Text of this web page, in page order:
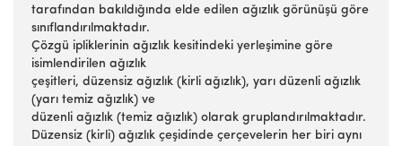
tarafından bakıldığında elde edilen ağızlık görünüşü göre
sınıflandırılmaktadır.
Çözgü ipliklerinin ağızlık kesitindeki yerleşimine göre
isimlendirilen ağızlık
çeşitleri, düzensiz ağızlık (kirli ağızlık), yarı düzenli ağızlık
(yarı temiz ağızlık) ve
düzenli ağızlık (temiz ağızlık) olarak gruplandırılmaktadır.
Düzensiz (kirli) ağızlık çeşidinde çerçevelerin her biri aynı